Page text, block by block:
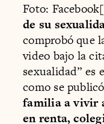
Foto:
de su
comprobó que
video bajo la
sexualidad” es
como se
familia a vivir
en renta,